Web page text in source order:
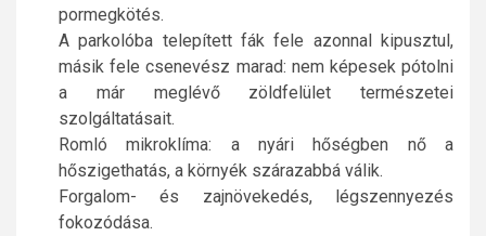
pormegkötés.
A parkolóba telepített fák fele azonnal kipusztul,
másik fele csenevész marad: nem képesek pótolni
a már meglévő zöldfelület természetei
szolgáltatásait.
Romló mikroklíma: a nyári hőségben nő a
hőszigethatás, a környék szárazabbá válik.
Forgalom- és zajnövekedés, légszennyezés
fokozódása.